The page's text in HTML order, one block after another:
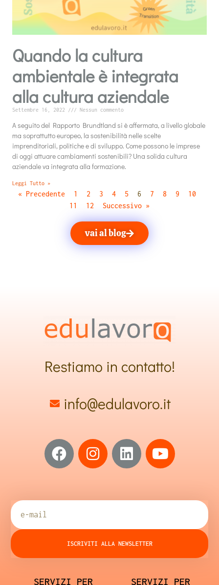
Quando la cultura
ambientale è integrata
alla cultura aziendale
Settembre 16, 2022 Nessun commento
A seguito del Rapporto Brundtland si è affermata, a livello globale
ma soprattutto europeo, la sostenibilità nelle scelte
imprenditoriali, politiche e di sviluppo. Come possono le imprese
di oggi attuare cambiamenti sostenibili? Una solida cultura
aziendale va integrata alla formazione.
Leggi Tutto »
« Precedente 1 2 3 4 5 6 7 8 9
10
11
12 Successivo »
vai al blog
Restiamo in contatto!
info@edulavoro.it
ISCRIVITI ALLA NEWSLETTER
SERVIZI PER SERVIZI PER